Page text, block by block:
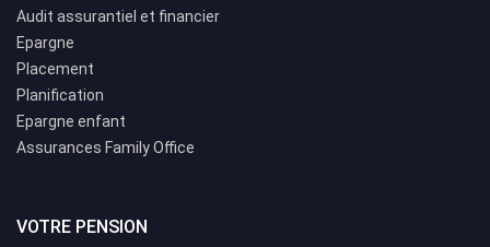
Audit assurantiel et financier
Epargne
Placement
Planification
Epargne enfant
Assurances Family Office
VOTRE PENSION